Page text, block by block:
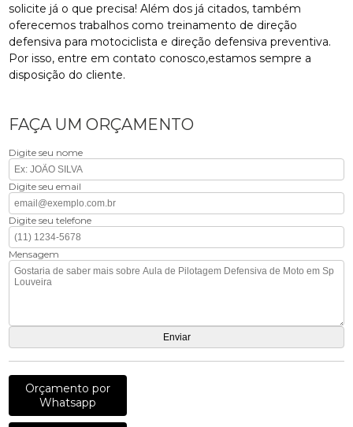
solicite já o que precisa! Além dos já citados, também
oferecemos trabalhos como treinamento de direção
defensiva para motociclista e direção defensiva preventiva.
Por isso, entre em contato conosco,estamos sempre a
disposição do cliente.
FAÇA UM ORÇAMENTO
Digite seu nome
Digite seu email
Digite seu telefone
Mensagem
Orçamento por
Whatsapp